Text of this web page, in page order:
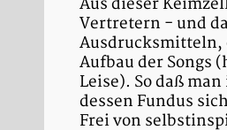
Aus dieser
Vertretern - und
Ausdrucksmitteln,
Aufbau der Songs
Leise). So daß
dessen Fundus
Frei von